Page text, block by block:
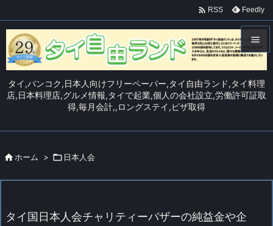
タイ,バンコク,日本人向けフリーペーパー,タイ自由ランド,タイ料理
店,日本料理店,グルメ情報,タイで起業,個人の会社設立,労働許可証取
得,毎月会計,,ロングステイ,ビザ取得

メニュ


 RSS Feedly
 ホーム >  日本人会
タイ国日本人会チャリティーバザーの純益金や企